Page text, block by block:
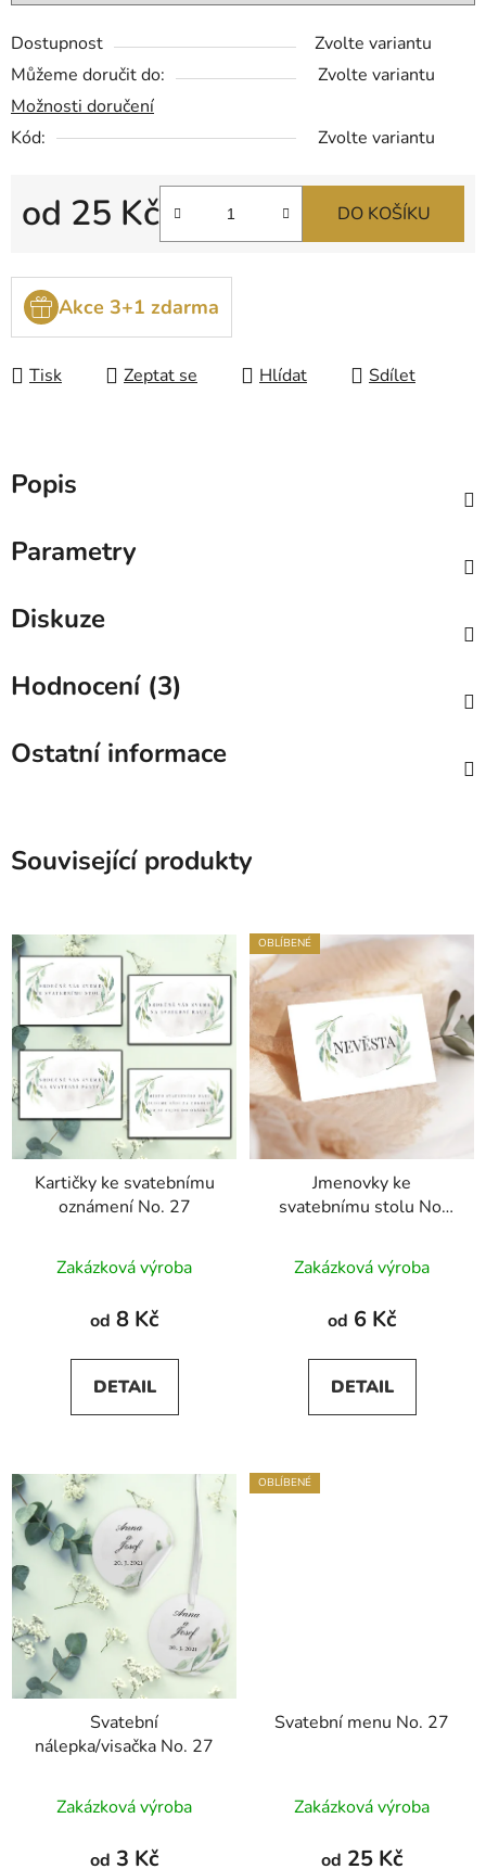
Dostupnost
Zvolte variantu
Můžeme doručit do:
Zvolte variantu
Možnosti doručení
Kód:
Zvolte variantu
od 25 Kč DO KOŠÍKU
Akce 3+1 zdarma
Tisk Zeptat se Hlídat Sdílet
Popis
Parametry
Diskuze
Hodnocení (3)
Ostatní informace
Související produkty
Kartičky ke svatebnímu
oznámení No. 27
Zakázková výroba
od 8 Kč
DETAIL
OBLÍBENÉ
Jmenovky ke
svatebnímu stolu No.
Zakázková výroba
od 6 Kč
DETAIL
Svatební
nálepka/visačka No. 27
Zakázková výroba
od 3 Kč
OBLÍBENÉ
Svatební menu No. 27
Zakázková výroba
od 25 Kč